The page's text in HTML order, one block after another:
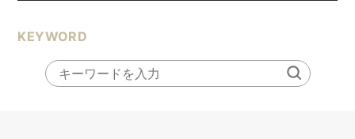
KEYWORD